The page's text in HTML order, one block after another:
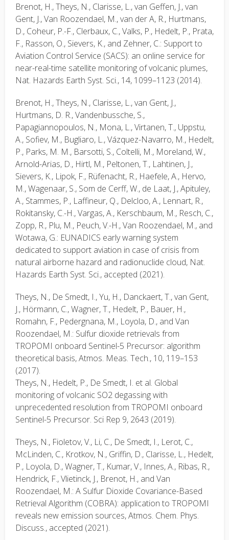
Brenot, H., Theys, N., Clarisse, L., van Geffen, J., van
Gent, J., Van Roozendael, M., van der A, R., Hurtmans,
D., Coheur, P.-F., Clerbaux, C., Valks, P., Hedelt, P., Prata,
F., Rasson, O., Sievers, K., and Zehner, C.: Support to
Aviation Control Service (SACS): an online service for
near-real-time satellite monitoring of volcanic plumes,
Nat. Hazards Earth Syst. Sci., 14, 1099–1123 (2014).
Brenot, H., Theys, N., Clarisse, L., van Gent, J.,
Hurtmans, D. R., Vandenbussche, S.,
Papagiannopoulos, N., Mona, L., Virtanen, T., Uppstu,
A., Sofiev, M., Bugliaro, L., Vázquez-Navarro, M., Hedelt,
P., Parks, M. M., Barsotti, S., Coltelli, M., Moreland, W.,
Arnold-Arias, D., Hirtl, M., Peltonen, T., Lahtinen, J.,
Sievers, K., Lipok, F., Rüfenacht, R., Haefele, A., Hervo,
M., Wagenaar, S., Som de Cerff, W., de Laat, J., Apituley,
A., Stammes, P., Laffineur, Q., Delcloo, A., Lennart, R.,
Rokitansky, C.-H., Vargas, A., Kerschbaum, M., Resch, C.,
Zopp, R., Plu, M., Peuch, V.-H., Van Roozendael, M., and
Wotawa, G.: EUNADICS early warning system
dedicated to support aviation in case of crisis from
natural airborne hazard and radionuclide cloud, Nat.
Hazards Earth Syst. Sci., accepted (2021).
Theys, N., De Smedt, I., Yu, H., Danckaert, T., van Gent,
J., Hörmann, C., Wagner, T., Hedelt, P., Bauer, H.,
Romahn, F., Pedergnana, M., Loyola, D., and Van
Roozendael, M.: Sulfur dioxide retrievals from
TROPOMI onboard Sentinel-5 Precursor: algorithm
theoretical basis, Atmos. Meas. Tech., 10, 119–153
(2017).
Theys, N., Hedelt, P., De Smedt, I. et al. Global
monitoring of volcanic SO2 degassing with
unprecedented resolution from TROPOMI onboard
Sentinel-5 Precursor. Sci Rep 9, 2643 (2019).
Theys, N., Fioletov, V., Li, C., De Smedt, I., Lerot, C.,
McLinden, C., Krotkov, N., Griffin, D., Clarisse, L., Hedelt,
P., Loyola, D., Wagner, T., Kumar, V., Innes, A., Ribas, R.,
Hendrick, F., Vlietinck, J., Brenot, H., and Van
Roozendael, M.: A Sulfur Dioxide Covariance-Based
Retrieval Algorithm (COBRA): application to TROPOMI
reveals new emission sources, Atmos. Chem. Phys.
Discuss., accepted (2021).